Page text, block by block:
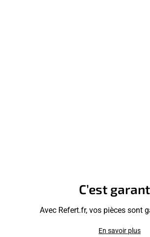
C’est
Avec Refert.fr, vos pièces sont
En savoir plus